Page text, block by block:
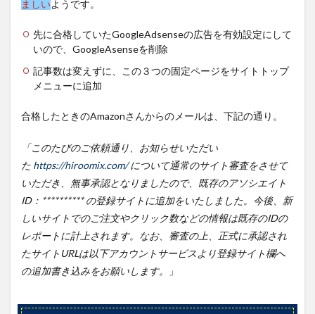
ましいようです。
先に合格していたGoogleAdsenseの広告を有効設定にして
いので、GoogleAsenseを削除
記事数は変えずに、この３つの固定ページをサイトトップ
メニューに追加
合格したときのAmazonさんからのメールは、下記の通り。
「このたびのご依頼通り、お知らせいただい
た https://hiroomix.com/について通常のサイト審査をさせて
いただき、無事承認となりましたので、既存のアソシエイト
ID：********** の登録サイトに追加をいたしました。今後、新
しいサイトでのご注文やクリック数などの情報は既存のIDの
レポートに計上されます。なお、審査の上、正式に承認され
たサイトURLは以下アカウントサービスより登録サイト欄へ
の追加書き込みをお願いします。
」